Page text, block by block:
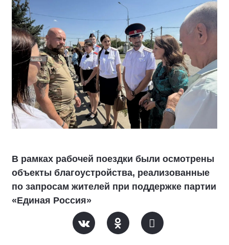
В рамках рабочей поездки были осмотрены
объекты благоустройства, реализованные
по запросам жителей при поддержке партии
«Единая Россия»